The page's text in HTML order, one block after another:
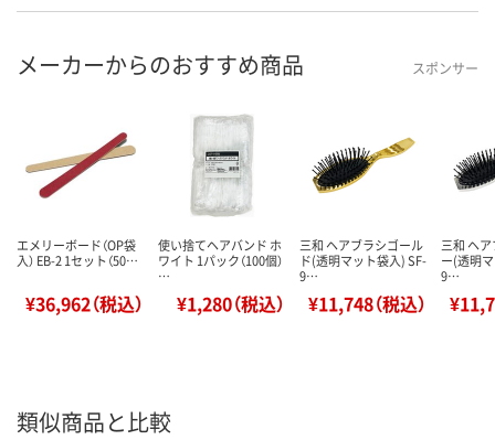
メーカーからのおすすめ商品 スポンサー
エメリーボード（OP袋
入） EB-2 1セット（50…
¥36,962（税込）
使い捨てヘアバンド ホ
ワイト 1パック（100個）
…
¥1,280（税込）
三和 ヘアブラシゴール
ド(透明マット袋入) SF-
9…
¥11,748（税込）
三和 ヘ
ー(透明
9…
類似商品と比較